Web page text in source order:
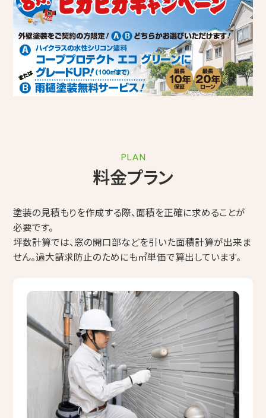
PLAN
料金プラン
塗装の見積もりを作成する際、面積を正確に求めることが
必要です。
坪数計算では、窓の開口部などを引いた面積計算が出来ま
せん。過大請求防止のためにも㎡単価で算出しています。